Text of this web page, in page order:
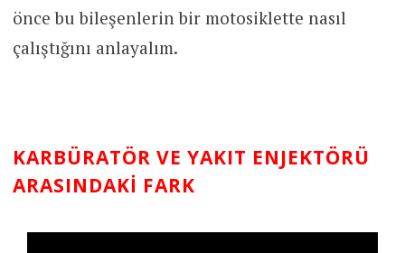
önce bu bileşenlerin bir motosiklette nasıl
çalıştığını anlayalım.
KARBÜRATÖR VE YAKIT ENJEKTÖRÜ
ARASINDAKI FARK